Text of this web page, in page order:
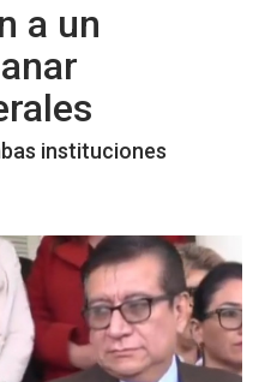
a un
instituciones